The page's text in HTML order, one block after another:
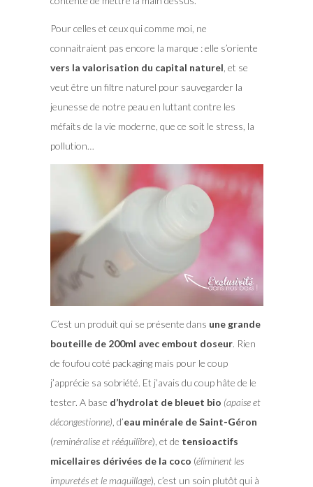
Pour celles et ceux qui comme moi, ne
connaitraient pas encore la marque : elle s’oriente
vers la valorisation du capital naturel , et se
veut être un filtre naturel pour sauvegarder la
jeunesse de notre peau en luttant contre les
méfaits de la vie moderne, que ce soit le stress, la
pollution…
C’est un produit qui se présente dans une grande
bouteille de 200ml avec embout doseur. Rien
de foufou coté packaging mais pour le coup
j’apprécie sa sobriété. Et j’avais du coup hâte de le
tester. A base d’hydrolat de bleuet bio (apaise et
décongestionne) , d’eau minérale de Saint-Géron
(reminéralise et rééquilibre), et de tensioactifs
micellaires dérivées de la coco (éliminent les
impuretés et le maquillage), c’est un soin plutôt qui à